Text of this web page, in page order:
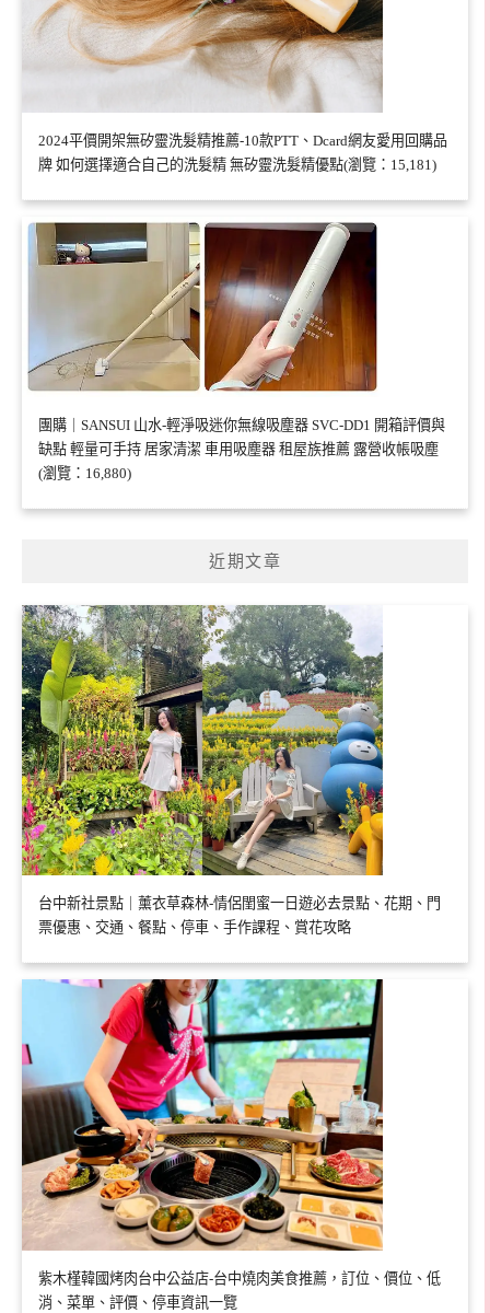
2024平價開架無矽靈洗髮精推薦-10款PTT、Dcard網友愛用回購品
牌 如何選擇適合自己的洗髮精 無矽靈洗髮精優點(瀏覽：15,181)
團購｜SANSUI 山水-輕淨吸迷你無線吸塵器 SVC-DD1 開箱評價與
缺點 輕量可手持 居家清潔 車用吸塵器 租屋族推薦 露營收帳吸塵
(瀏覽：16,880)
近期文章
台中新社景點｜薰衣草森林-情侶閨蜜一日遊必去景點、花期、門
票優惠、交通、餐點、停車、手作課程、賞花攻略
紫木槿韓國烤肉台中公益店-台中燒肉美食推薦，訂位、價位、低
消、菜單、評價、停車資訊一覽